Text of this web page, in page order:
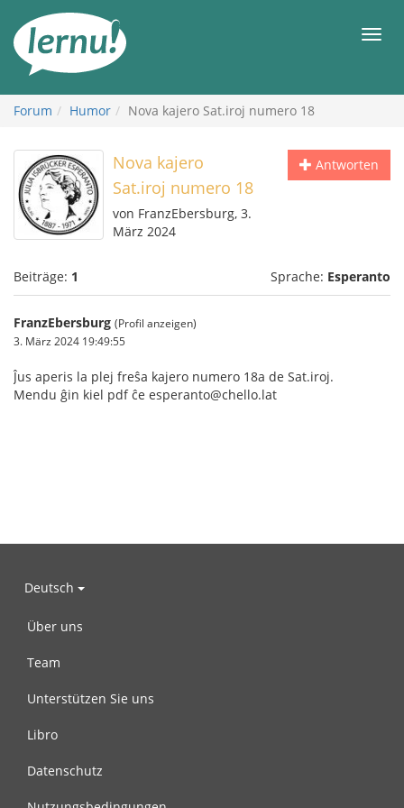
Inhalt
Forum Humor Nova kajero Sat.iroj numero 18
Antworten
Nova kajero
Sat.iroj numero 18
von FranzEbersburg, 3.
März 2024
Beiträge: 1 Sprache: Esperanto
FranzEbersburg (Profil anzeigen)
3. März 2024 19:49:55
Ĵus aperis la plej freŝa kajero numero 18a de Sat.iroj.
Mendu ĝin kiel pdf ĉe esperanto@chello.lat
Deutsch
Über uns
Team
Unterstützen Sie uns
Libro
Datenschutz